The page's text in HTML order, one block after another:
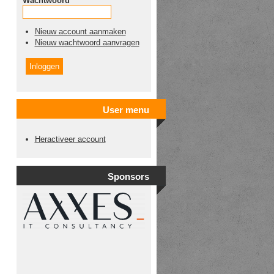
Nieuw account aanmaken
Nieuw wachtwoord aanvragen
User menu
Heractiveer account
Sponsors